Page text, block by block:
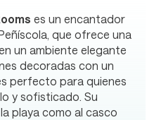
es un encantador
que ofrece una
un ambiente elegante
decoradas con un
perfecto para quienes
y sofisticado. Su
playa como al casco